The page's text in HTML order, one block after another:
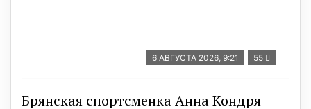
6 АВГУСТА 2026, 9:21 55
Брянская спортсменка Анна Кондря